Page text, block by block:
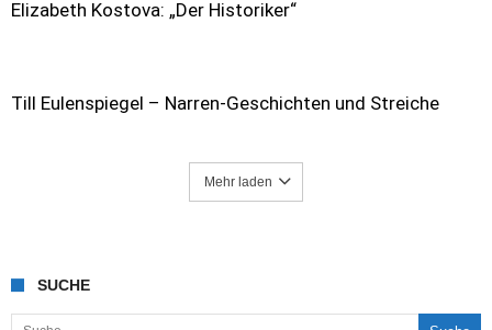
Elizabeth Kostova: „Der Historiker“
Till Eulenspiegel – Narren-Geschichten und Streiche
Mehr laden
SUCHE
Suche nach: